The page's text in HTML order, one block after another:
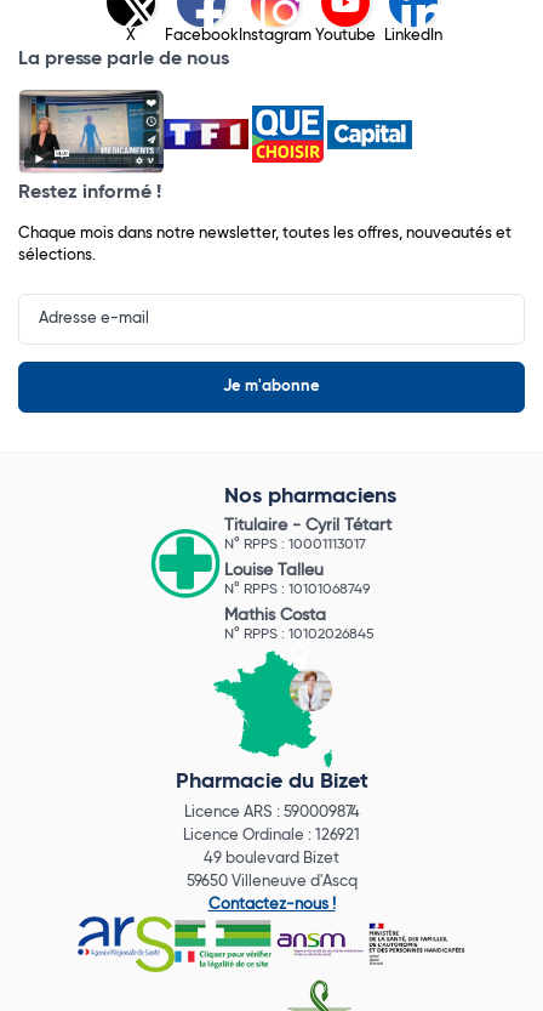
X Facebook Instagram Youtube LinkedIn
La presse parle de nous
Restez informé !
Chaque mois dans notre newsletter, toutes les offres, nouveautés et
sélections.
Input
Newsletter
Nos pharmaciens
Titulaire - Cyril Tétart
N° RPPS : 10001113017
Louise Talleu
N° RPPS : 10101068749
Mathis Costa
N° RPPS : 10102026845
Pharmacie du Bizet
Licence ARS : 590009874
Licence Ordinale : 126921
49 boulevard Bizet
59650 Villeneuve d'Ascq
Contactez-nous !